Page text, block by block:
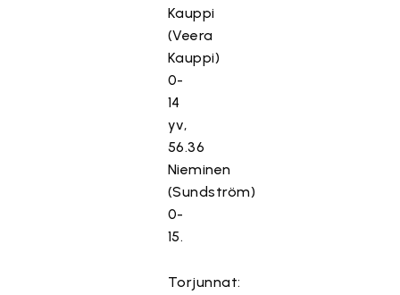
Kauppi
(Veera
Kauppi)
0-
14
yv,
56.36
Nieminen
(Sundström)
0-
15.
Torjunnat: